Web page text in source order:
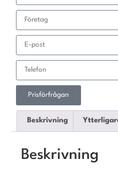
Prisförfrågan
Beskrivning
Beskrivning